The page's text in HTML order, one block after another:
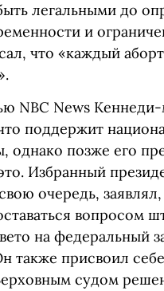
легальными до
и
что «каждый
NBC News
поддержит
однако позже его
Избранный
очередь,
вопросом
на федеральный
также присвоил
судом